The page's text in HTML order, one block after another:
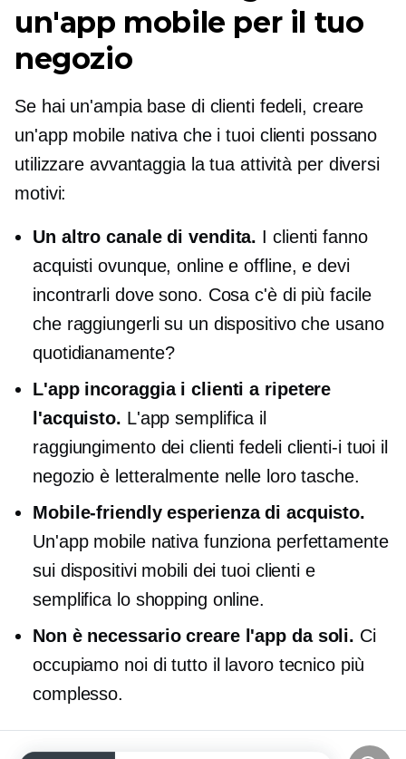
un'app mobile per il tuo
negozio
Se hai un'ampia base di clienti fedeli, creare
un'app mobile nativa che i tuoi clienti possano
utilizzare avvantaggia la tua attività per diversi
motivi:
Un altro canale di vendita. I clienti fanno
acquisti ovunque, online e offline, e devi
incontrarli dove sono. Cosa c'è di più facile
che raggiungerli su un dispositivo che usano
quotidianamente?
L'app incoraggia i clienti a ripetere
l'acquisto. L'app semplifica il
raggiungimento dei clienti fedeli clienti-i tuoi il
negozio è letteralmente nelle loro tasche.
Mobile-friendlyesperienza di acquisto.
Un'app mobile nativa funziona perfettamente
sui dispositivi mobili dei tuoi clienti e
semplifica lo shopping online.
Non è necessario creare l'app da soli. Ci
occupiamo noi di tutto il lavoro tecnico più
complesso.